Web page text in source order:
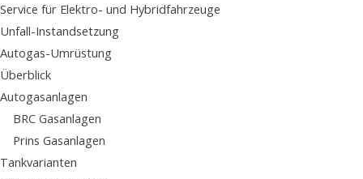
Service für Elektro- und Hybridfahrzeuge
Unfall-Instandsetzung
Autogas-Umrüstung
Überblick
Autogasanlagen
BRC Gasanlagen
Prins Gasanlagen
Tankvarianten